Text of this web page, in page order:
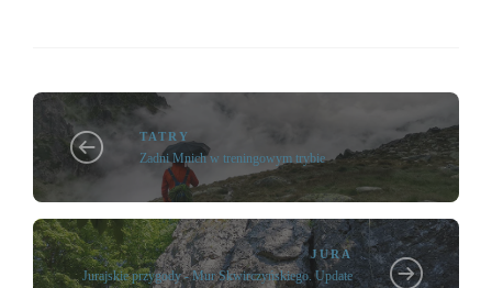
TATRY
Zadni Mnich w treningowym trybie
JURA
Jurajskie przygody - Mur Skwirczyńskiego. Update